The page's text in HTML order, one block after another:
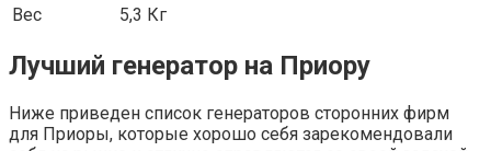
Вес
5,3 Кг
Лучший генератор на Приору
Ниже приведен список генераторов сторонних фирм
для Приоры, которые хорошо себя зарекомендовали